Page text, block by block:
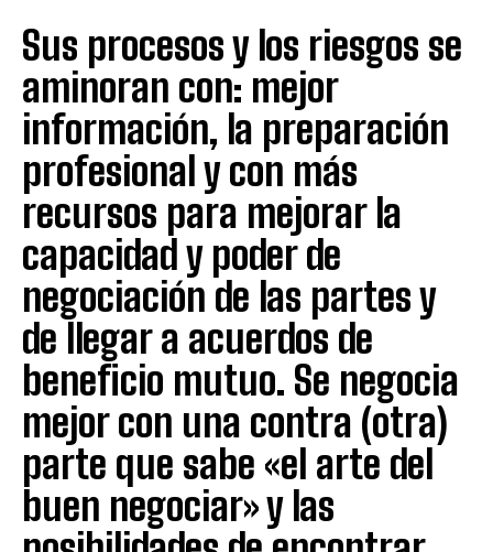
Sus procesos y los riesgos se
aminoran con: mejor
información, la preparación
profesional y con más
recursos para mejorar la
capacidad y poder de
negociación de las partes y
de llegar a acuerdos de
beneficio mutuo. Se negocia
mejor con una contra (otra)
parte que sabe «el arte del
buen negociar» y las